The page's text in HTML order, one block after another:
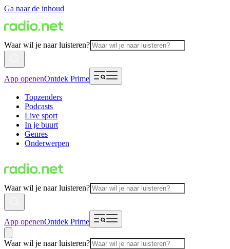
Ga naar de inhoud
Waar wil je naar luisteren?
App openenOntdek Prime
Topzenders
Podcasts
Live sport
In je buurt
Genres
Onderwerpen
Waar wil je naar luisteren?
App openenOntdek Prime
Waar wil je naar luisteren?